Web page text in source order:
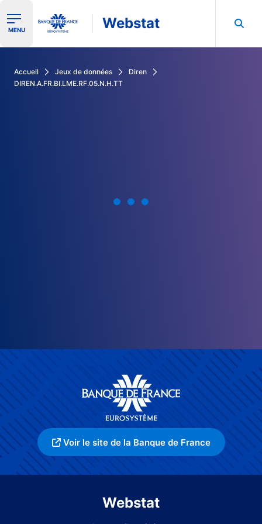
Ouvrir le menu de navigation
MENU Webstat
Accueil Jeux de données
Diren
DIREN.A.FR.BI.LME.RF.05.N.H.TT
Voir le site de la Banque de France
Webstat